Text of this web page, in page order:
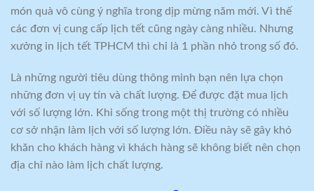
món quà vô cùng ý nghĩa trong dịp mừng năm mới. Vì thế
các đơn vị cung cấp lịch tết cũng ngày càng nhiều. Nhưng
xưởng in lịch tết TPHCM thì chỉ là 1 phần nhỏ trong số đó.
Là những người tiêu dùng thông minh bạn nên lựa chọn
những đơn vị uy tín và chất lượng. Để được đặt mua lịch
với số lượng lớn. Khi sống trong một thị trường có nhiều
cơ sở nhận làm lịch với số lượng lớn. Điều này sẽ gây khó
khăn cho khách hàng vì khách hàng sẽ không biết nên chọn
địa chỉ nào làm lịch chất lượng.